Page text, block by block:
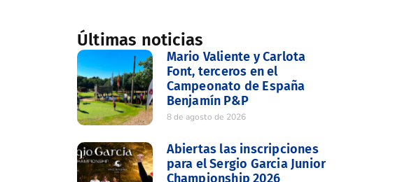
Últimas noticias
Mario Valiente y Carlota
Font, terceros en el
Campeonato de España
Benjamín P&P
8 de agosto de 2026
Abiertas las inscripciones
para el Sergio Garcia Junior
Championship 2026